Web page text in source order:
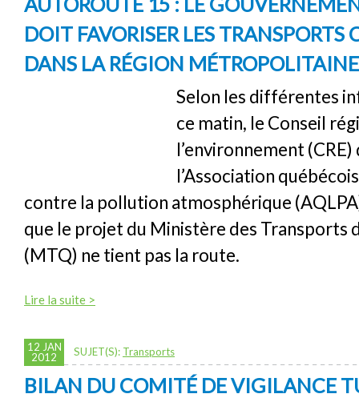
DOIT FAVORISER LES TRANSPORTS
DANS LA RÉGION
Selon les différentes
ce matin, le Conseil
l’environnement (CRE)
l’Association
contre la pollution atmosphérique
que le projet du Ministère des Transports
(MTQ) ne tient pas la route.
Lire la suite >
12 JAN
2012
SUJET(S): Transports
BILAN DU COMITÉ DE VIGILANCE